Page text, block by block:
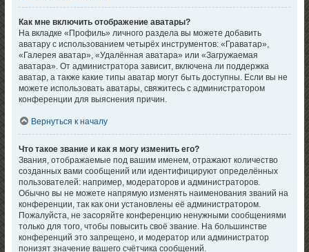
Как мне включить отображение аватары?
На вкладке «Профиль» личного раздела вы можете добавить
аватару с использованием четырёх инструментов: «Граватар»,
«Галерея аватар», «Удалённая аватара» или «Загружаемая
аватара». От администратора зависит, включена ли поддержка
аватар, а также какие типы аватар могут быть доступны. Если вы не
можете использовать аватары, свяжитесь с администратором
конференции для выяснения причин.
Вернуться к началу
Что такое звание и как я могу изменить его?
Звания, отображаемые под вашим именем, отражают количество
созданных вами сообщений или идентифицируют определённых
пользователей: например, модераторов и администраторов.
Обычно вы не можете напрямую изменять наименования званий на
конференции, так как они установлены её администратором.
Пожалуйста, не засоряйте конференцию ненужными сообщениями
только для того, чтобы повысить своё звание. На большинстве
конференций это запрещено, и модератор или администратор
понизят значение вашего счётчика сообщений.